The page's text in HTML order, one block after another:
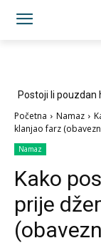
Postoji li
Početna Namaz
klanjao farz
Namaz
Kako
prije